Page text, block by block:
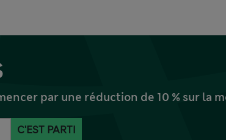
par une réduction de 10 % sur la
C'EST PARTI